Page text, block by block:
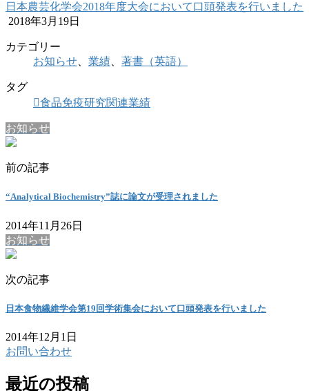
日本農芸化学会2018年度大会において口頭発表を行いました
2018年3月19日
カテゴリー
お知らせ
業績 著書（英語）
タグ
食品免疫研究関連業績
お知らせ
前の記事
“Analytical Biochemistry”誌に論文が受理されました
2014年11月26日
お知らせ
次の記事
日本食物繊維学会第19回学術集会において口頭発表を行いました
2014年12月1日
お問い合わせ
最近の投稿